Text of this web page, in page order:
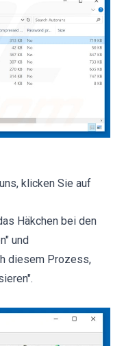
klicken Sie auf
Häkchen bei den
und
diesem Prozess,